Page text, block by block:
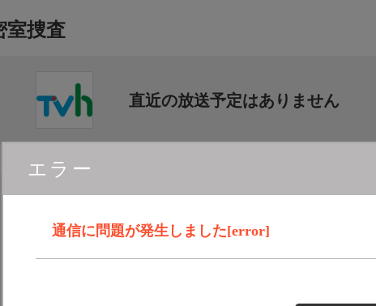
エラー
通信に問題が発生しました[error]
室捜査
直近の放送予定はありません